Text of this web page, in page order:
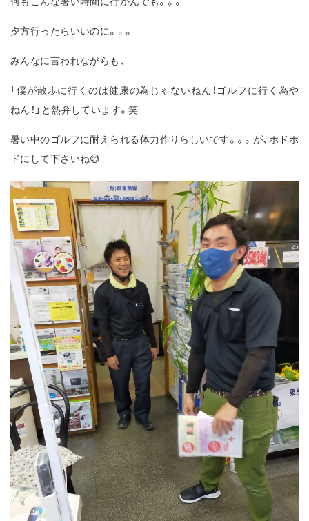
夕方行ったらいいのに。。。
みんなに言われながらも、
「僕が散歩に行くのは健康の為じゃないねん！ゴルフに行く為や
ねん！」と熱弁しています。笑
暑い中のゴルフに耐えられる体力作りらしいです。。。が、ホドホ
ドにして下さいね😅